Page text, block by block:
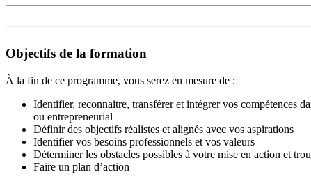
Objectifs de la formation
À la fin de ce programme, vous serez en mesure de :
Identifier, reconnaitre, transférer et intégrer vos compétences
ou entrepreneurial
Définir des objectifs réalistes et alignés avec vos aspirations
Identifier vos besoins professionnels et vos valeurs
Déterminer les obstacles possibles à votre mise en action et
Faire un plan d’action